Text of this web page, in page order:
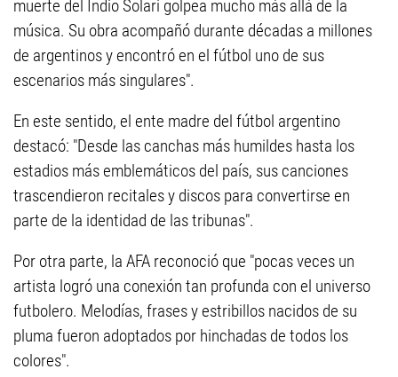
muerte del Indio Solari golpea mucho más allá de la
música. Su obra acompañó durante décadas a millones
de argentinos y encontró en el fútbol uno de sus
escenarios más singulares".
En este sentido, el ente madre del fútbol argentino
destacó: "Desde las canchas más humildes hasta los
estadios más emblemáticos del país, sus canciones
trascendieron recitales y discos para convertirse en
parte de la identidad de las tribunas".
Por otra parte, la AFA reconoció que "pocas veces un
artista logró una conexión tan profunda con el universo
futbolero. Melodías, frases y estribillos nacidos de su
pluma fueron adoptados por hinchadas de todos los
colores".